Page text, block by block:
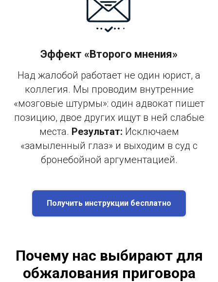
Эффект «Второго мнения»
Над жалобой работает не один юрист, а
коллегия. Мы проводим внутренние
«мозговые штурмы»: один адвокат пишет
позицию, двое других ищут в ней слабые
места. Результат: Исключаем
«замыленный глаз» и выходим в суд с
бронебойной аргументацией.
Получить инструкции бесплатно
Почему нас выбирают для
обжалования приговора